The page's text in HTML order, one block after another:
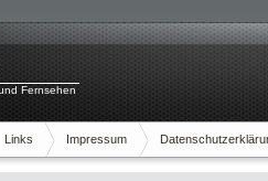
Fernsehen
Links Impressum